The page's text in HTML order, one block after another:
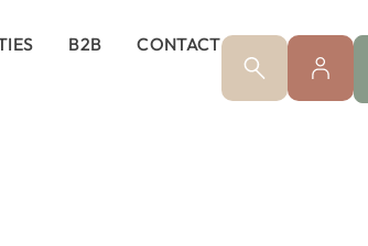
B2B CONTACT